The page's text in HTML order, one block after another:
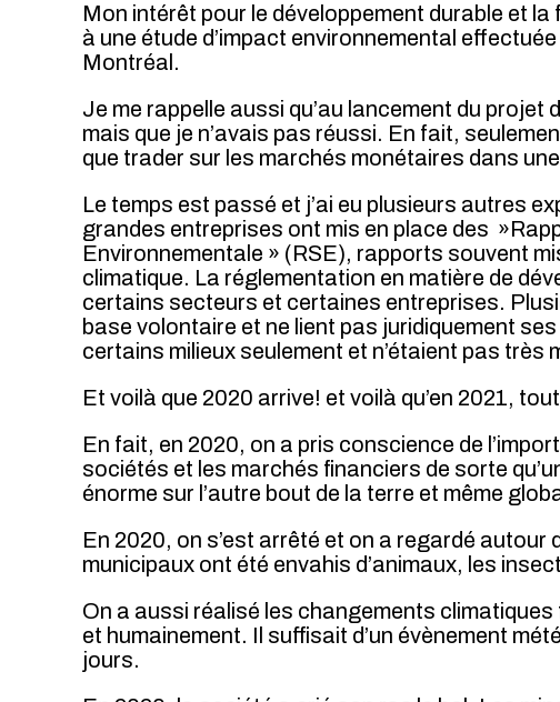
Mon intérêt pour le développement durable et
à une étude d’impact environnemental
Montréal.
Je me rappelle aussi qu’au lancement du projet
mais que je n’avais pas réussi. En fait,
que trader sur les marchés monétaires dans
Le temps est passé et j’ai eu plusieurs autres
grandes entreprises ont mis en place des
Environnementale » (RSE), rapports souvent
climatique. La réglementation en matière de
certains secteurs et certaines entreprises.
base volontaire et ne lient pas juridiquement
certains milieux seulement et n’étaient pas très
Et voilà que 2020 arrive! et voilà qu’en 2021,
En fait, en 2020, on a pris conscience de
sociétés et les marchés financiers de sorte
énorme sur l’autre bout de la terre et même
En 2020, on s’est arrêté et on a regardé
municipaux ont été envahis d’animaux, les
On a aussi réalisé les changements
et humainement. Il suffisait d’un évènement
jours.